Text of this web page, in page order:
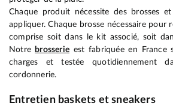
Chaque produit nécessite des brosses
appliquer. Chaque brosse nécessaire pour
comprise soit dans le kit associé, soit
Notre brosserieest fabriquée en France
charges et testée quotidiennement
cordonnerie.
Entretien baskets et sneakers